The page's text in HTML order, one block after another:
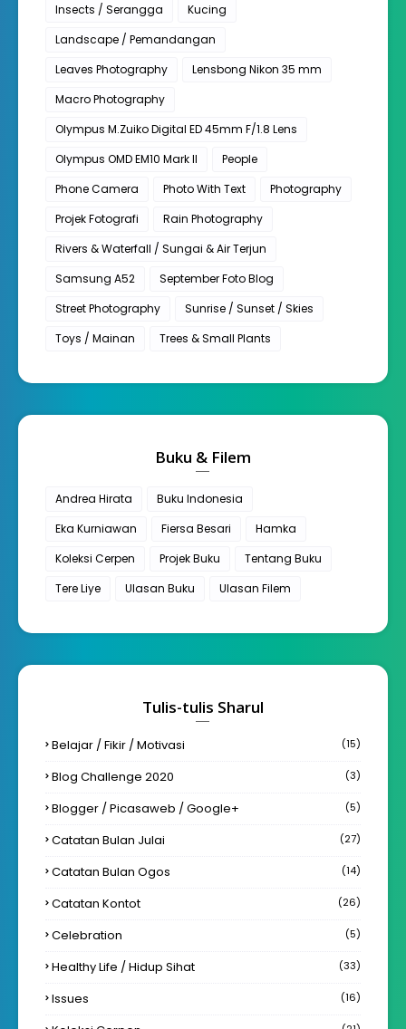
Insects / Serangga
Kucing
Landscape / Pemandangan
Leaves Photography
Lensbong Nikon 35 mm
Macro Photography
Olympus M.Zuiko Digital ED 45mm F/1.8 Lens
Olympus OMD EM10 Mark II
People
Phone Camera
Photo With Text
Photography
Projek Fotografi
Rain Photography
Rivers & Waterfall / Sungai & Air Terjun
Samsung A52
September Foto Blog
Street Photography
Sunrise / Sunset / Skies
Toys / Mainan
Trees & Small Plants
Buku & Filem
Andrea Hirata
Buku Indonesia
Eka Kurniawan
Fiersa Besari
Hamka
Koleksi Cerpen
Projek Buku
Tentang Buku
Tere Liye
Ulasan Buku Ulasan Filem
Tulis-tulis Sharul
Belajar / Fikir / Motivasi (15)
Blog Challenge 2020 (3)
Blogger / Picasaweb / Google+ (5)
Catatan Bulan Julai (27)
Catatan Bulan Ogos (14)
Catatan Kontot (26)
Celebration (5)
Healthy Life / Hidup Sihat (33)
Issues (16)